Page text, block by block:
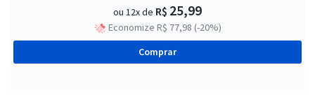
ou 12x de R$ 25,99
Economize R$ 77,98 (-20%)
Comprar